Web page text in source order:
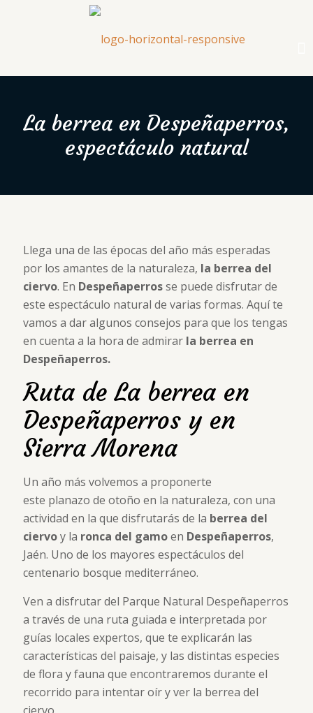
La berrea en Despeñaperros,
espectáculo natural
Llega una de las épocas del año más esperadas
por los amantes de la naturaleza, la berrea del
ciervo. En Despeñaperrosse puede disfrutar de
este espectáculo natural de varias formas. Aquí te
vamos a dar algunos consejos para que los tengas
en cuenta a la hora de admirar la berrea en
Despeñaperros.
Ruta de La berrea en
Despeñaperros y en
Sierra Morena
Un año más volvemos a proponerte
este planazo de otoño en la naturaleza, con una
actividad en la que disfrutarás de la berrea del
ciervoy la ronca del gamoen Despeñaperros,
Jaén. Uno de los mayores espectáculos del
centenario bosque mediterráneo.
Ven a disfrutar del Parque Natural Despeñaperros
a través de una ruta guiada e interpretada por
guías locales expertos, que te explicarán las
características del paisaje, y las distintas especies
de flora y fauna que encontraremos durante el
recorrido para intentar oír y ver la berrea del